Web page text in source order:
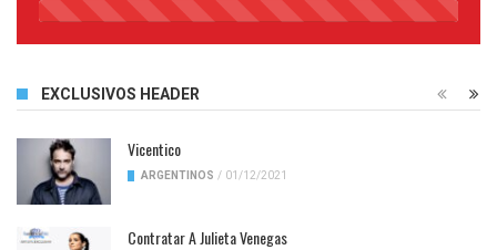
45%
EXCLUSIVOS HEADER
Vicentico
ARGENTINOS / 01/12/2021
Contratar A Julieta Venegas